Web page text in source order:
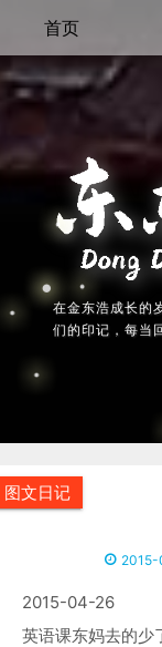
首页
在金东浩成长的
们的印记，每当
图文日记
2015-04-26
英语课东妈去的少